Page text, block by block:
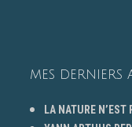
MES DERNIERS
LA NATURE N’EST